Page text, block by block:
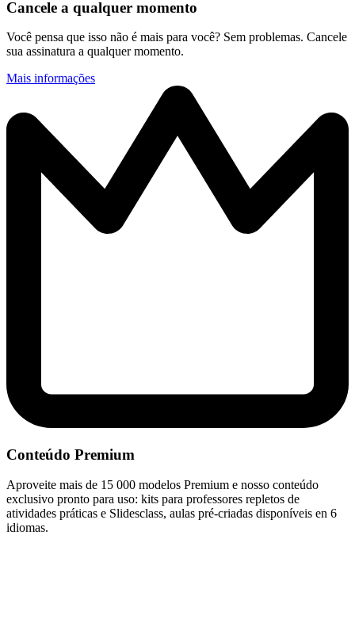
Cancele a qualquer momento
Você pensa que isso não é mais para você? Sem problemas. Cancele
sua assinatura a qualquer momento.
Mais informações
Conteúdo Premium
Aproveite mais de 15 000 modelos Premium e nosso conteúdo
exclusivo pronto para uso: kits para professores repletos de
atividades práticas e Slidesclass, aulas pré-criadas disponíveis en 6
idiomas.